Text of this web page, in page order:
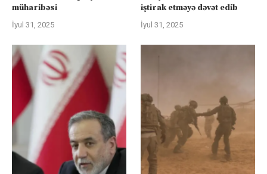
müharibəsi
İyul 31, 2025
iştirak etməyə dəvət edib
İyul 31, 2025